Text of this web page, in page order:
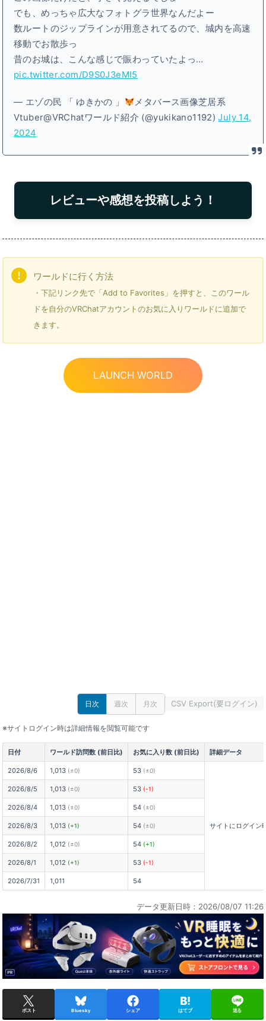
でも、めっちゃ広大なフォトグラ世界なんだよー
数ルートのジップラインが用意されてるので、城内を高速
移動でお散歩っ
昔のお城は、こんな感じで賑わっていたよっ…
pic.twitter.com/D9S0J3eMI5
— エゾの民 「 ゆきかの 」
メタバース画像芝居系
Vtuber@VRChatワールド紹介 (@yukikano1192)July 14,
2024
レビューや感想を投稿しよう！
ワールドに行く方法
・下記リンク先で「Add to Favorites」を押すと、このワール
ドを自分のVRChatアカウントのお気に入りワールドに追加で
きます。
LAUNCH WORLD
日次 週次 月次 CSV Export(要ログイン)
※サイトログイン時は詳細情報を閲覧可能です
日付 ワールド訪問数 (前日比) お気に入り数 (前日比) 詳細データ
2026/8/6 1,013 (±0) 53 (±0)
サイトにログイン
2026/8/5 1,013 (±0) 53 (-1)
2026/8/4 1,013 (±0) 54 (±0)
2026/8/3 1,013 (+1) 54 (±0)
2026/8/2 1,012 (±0) 54 (+1)
2026/8/1 1,012 (+1) 53 (-1)
2026/7/31 1,011 54
データ更新日時：2026/08/07 11:26
ポスト Bluesky シェア はてブ 送る